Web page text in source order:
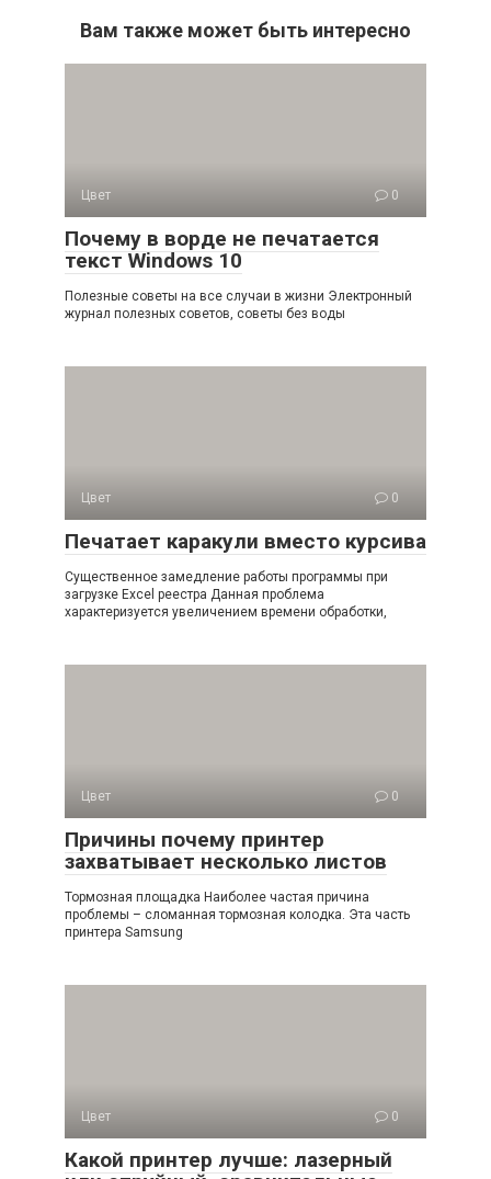
Вам также может быть интересно
Цвет 0
Почему в ворде не печатается
текст Windows 10
Полезные советы на все случаи в жизни Электронный
журнал полезных советов, советы без воды
Цвет 0
Печатает каракули вместо курсива
Существенное замедление работы программы при
загрузке Excel реестра Данная проблема
характеризуется увеличением времени обработки,
Цвет 0
Причины почему принтер
захватывает несколько листов
Тормозная площадка Наиболее частая причина
проблемы – сломанная тормозная колодка. Эта часть
принтера Samsung
Цвет 0
Какой принтер лучше: лазерный